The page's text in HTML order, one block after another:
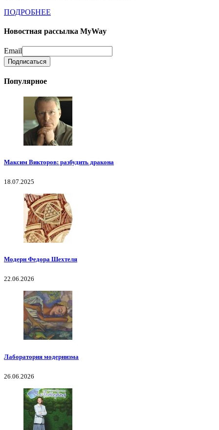
ПОДРОБНЕЕ
Новостная рассылка MyWay
Email
Популярное
Максим Викторов: разбудить дракона
18.07.2025
Модерн Федора Шехтеля
22.06.2026
Лаборатория модернизма
26.06.2026